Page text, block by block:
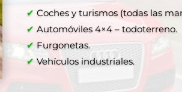
✔ Coches y turismos (todas las
✔ Automóviles 4×4 – todoterreno.
✔ Furgonetas.
✔ Vehículos industriales.
Comprar alternadores y arranques
✔
✔
✔